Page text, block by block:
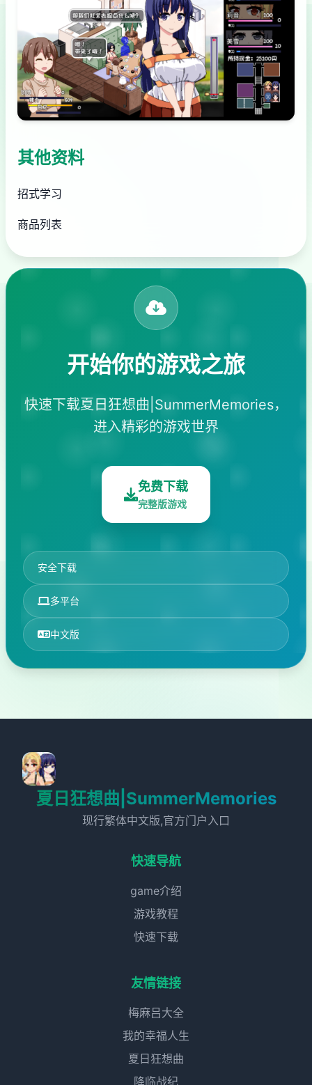
其他资料
招式学习
商品列表
开始你的游戏之旅
快速下载夏日狂想曲|SummerMemories，
进入精彩的游戏世界
免费下载
完整版游戏
安全下载
多平台
中文版
夏日狂想曲|SummerMemories
现行繁体中文版,官方门户入口
快速导航
game介绍
游戏教程
快速下载
友情链接
梅麻吕大全
我的幸福人生
夏日狂想曲
降临战纪